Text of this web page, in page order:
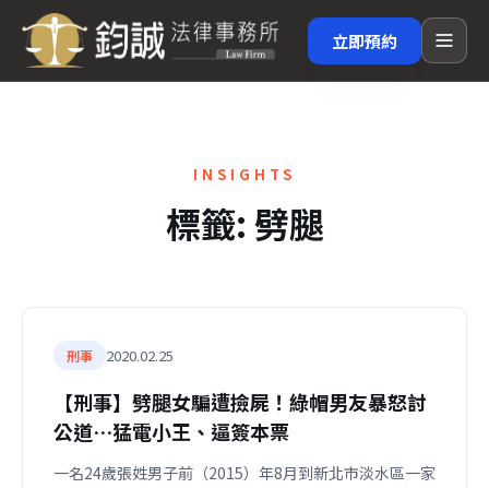
立即預約
INSIGHTS
標籤:劈腿
刑事 2020.02.25
【刑事】劈腿女騙遭撿屍！綠帽男友暴怒討
公道…猛電小王、逼簽本票
一名24歲張姓男子前（2015）年8月到新北市淡水區一家